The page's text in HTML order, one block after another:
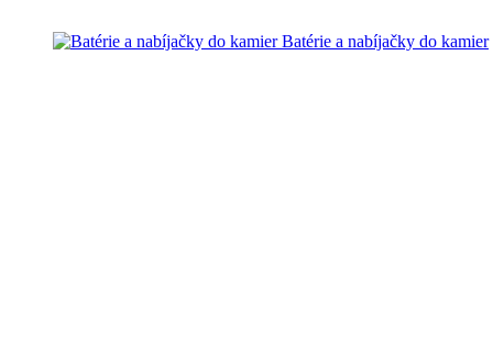
Batérie a nabíjačky do kamier